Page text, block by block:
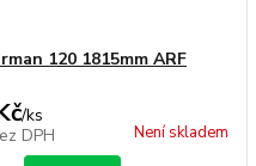
120 1815mm ARF
/ks
DPH Není skladem